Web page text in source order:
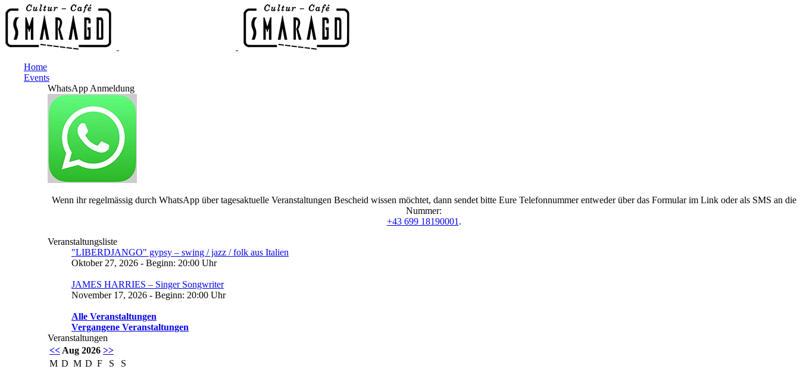
Home
Events
WhatsApp Anmeldung
Wenn ihr regelmässig durch WhatsApp über tagesaktuelle Veranstaltungen Bescheid wissen möchtet, dann sendet bitte Eure Telefonnummer entweder über das Formular im Link oder als SMS an die
Nummer:
+43 699 18190001 .
Veranstaltungsliste
"LIBERDJANGO" gypsy – swing / jazz / folk aus Italien
Oktober 27, 2026 - Beginn: 20:00 Uhr
JAMES HARRIES – Singer Songwriter
November 17, 2026 - Beginn: 20:00 Uhr
Alle Veranstaltungen
Vergangene Veranstaltungen
Veranstaltungen
<< Aug 2026 >>
M D M D F S
S